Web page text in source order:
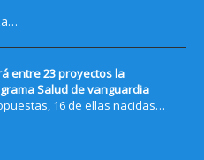
entre 23 proyectos la
Salud de vanguardia
16 de ellas nacidas…